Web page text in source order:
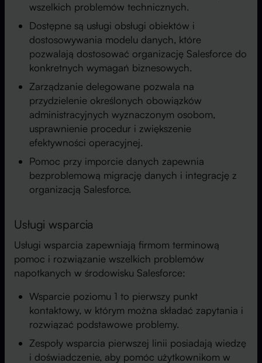
wszelkich problemów technicznych.
Dostępne są usługi obsługi obiektów i
dostosowywania modelu danych, które
pozwalają dostosować organizację Salesforce do
konkretnych wymagań biznesowych.
Zarządzanie delegowane pozwala na
przydzielenie określonych obowiązków
administracyjnych wyznaczonym osobom,
usprawnienie procedur i zwiększenie
efektywności operacyjnej.
Pomoc przy imporcie danych zapewnia
bezproblemową migrację danych i integrację z
organizacją Salesforce.
Usługi wsparcia
Usługi wsparcia zapewniają firmom terminową
pomoc i rozwiązanie wszelkich problemów
napotkanych w środowisku Salesforce:
Wsparcie poziomu 1 to pierwszy punkt
kontaktowy, w którym można składać zapytania i
rozwiązać podstawowe problemy.
Zespoły wsparcia pierwszej linii posiadają wiedzę
i doświadczenie, aby pomóc użytkownikom w